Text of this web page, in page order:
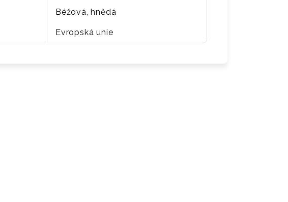
Béžová, hnědá
Evropská unie